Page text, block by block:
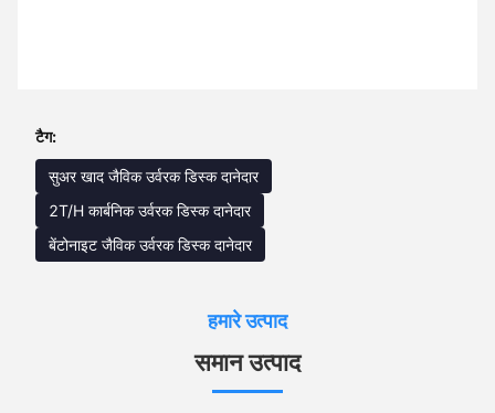
टैग:
सुअर खाद जैविक उर्वरक डिस्क दानेदार
2T/H कार्बनिक उर्वरक डिस्क दानेदार
बेंटोनाइट जैविक उर्वरक डिस्क दानेदार
हमारे उत्पाद
समान उत्पाद